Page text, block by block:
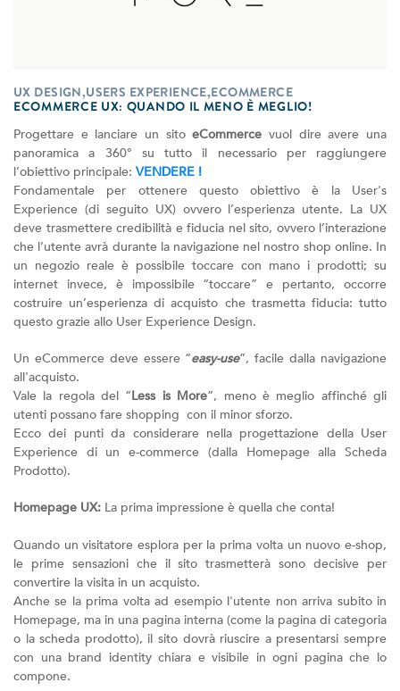
UX DESIGN,USERS EXPERIENCE,ECOMMERCE
ECOMMERCE UX: QUANDO IL MENO È MEGLIO!
Progettare e lanciare un sitoeCommerce vuol dire avere una
panoramica a 360° su tutto il necessario per raggiungere
l’obiettivo principale: VENDERE !
Fondamentale per ottenere questo obiettivo è la User's
Experience (di seguito UX) ovvero l’esperienza utente. La UX
deve trasmettere credibilità e fiducia nel sito, ovvero l’interazione
che l’utente avrà durante la navigazione nel nostro shop online. In
un negozio reale è possibile toccare con mano i prodotti; su
internet invece, è impossibile “toccare” e pertanto, occorre
costruire un’esperienza di acquisto che trasmetta fiducia: tutto
questo grazie allo User Experience Design.
Un eCommerce deve essere “easy-use”, facile dalla navigazione
all'acquisto.
Vale la regola del “Less is More”, meno è meglio affinché gli
utenti possano fare shopping con il minor sforzo.
Ecco dei punti da considerare nella progettazione della User
Experience di un e-commerce (dalla Homepage alla Scheda
Prodotto).
Homepage UX: La prima impressione è quella che conta!
Quando un visitatore esplora per la prima volta un nuovo e-shop,
le prime sensazioni che il sito trasmetterà sono decisive per
convertire la visita in un acquisto.
Anche se la prima volta ad esempio l'utente non arriva subito in
Homepage, ma in una pagina interna (come la pagina di categoria
o la scheda prodotto), il sito dovrà riuscire a presentarsi sempre
con una brand identity chiara e visibile in ogni pagina che lo
compone.